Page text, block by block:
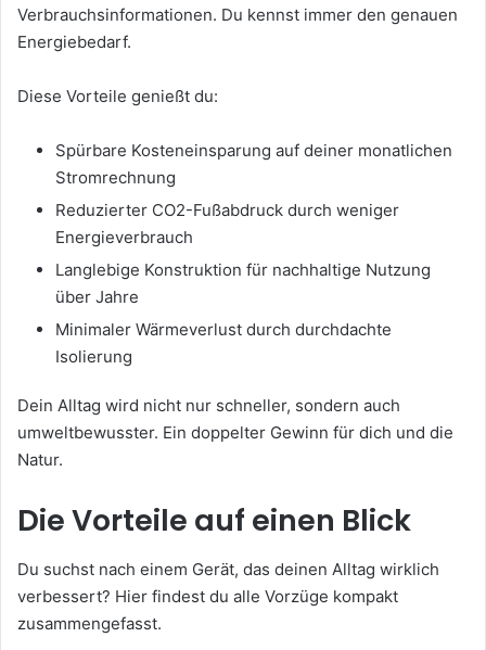
Verbrauchsinformationen. Du kennst immer den genauen
Energiebedarf.
Diese Vorteile genießt du:
Spürbare Kosteneinsparung auf deiner monatlichen
Stromrechnung
Reduzierter CO2-Fußabdruck durch weniger
Energieverbrauch
Langlebige Konstruktion für nachhaltige Nutzung
über Jahre
Minimaler Wärmeverlust durch durchdachte
Isolierung
Dein Alltag wird nicht nur schneller, sondern auch
umweltbewusster. Ein doppelter Gewinn für dich und die
Natur.
Die Vorteile auf einen Blick
Du suchst nach einem Gerät, das deinen Alltag wirklich
verbessert? Hier findest du alle Vorzüge kompakt
zusammengefasst.